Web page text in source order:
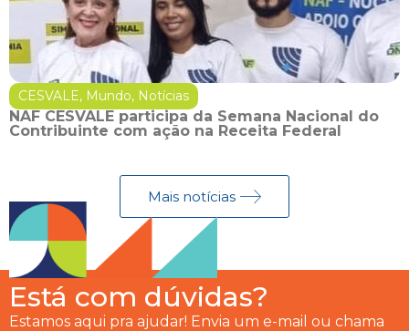
CESVALE, Mundo, Notícias
NAF CESVALE participa da Semana Nacional do
Contribuinte com ação na Receita Federal
Mais notícias
Está com dúvidas?
Estamos aqui pra ajudar! Envia um e-mail ou chama